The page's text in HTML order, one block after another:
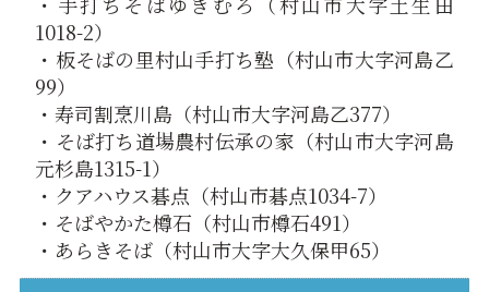
1018-2）
・板そばの里村山手打ち塾（村山市大字河島乙
99）
・寿司割烹川島（村山市大字河島乙377）
・そば打ち道場農村伝承の家（村山市大字河島
元杉島1315-1）
・クアハウス碁点（村山市碁点1034-7）
・そばやかた樽石（村山市樽石491）
・あらきそば（村山市大字大久保甲65）